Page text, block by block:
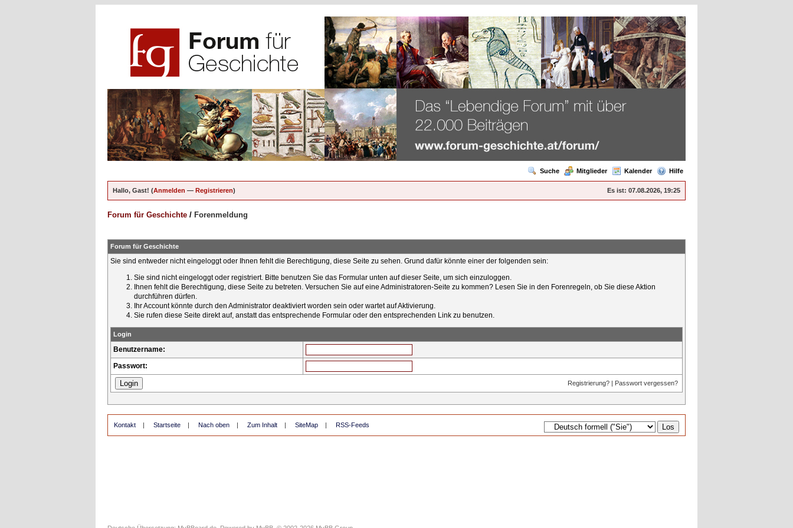
Suche Mitglieder Kalender Hilfe
Es ist: 07.08.2026, 19:25
Hallo, Gast! (Anmelden — Registrieren)
Forum für Geschichte / Forenmeldung
Forum für Geschichte
Sie sind entweder nicht eingeloggt oder Ihnen fehlt die Berechtigung, diese Seite zu sehen. Grund dafür könnte einer der folgenden sein:
Sie sind nicht eingeloggt oder registriert. Bitte benutzen Sie das Formular unten auf dieser Seite, um sich einzuloggen.
Ihnen fehlt die Berechtigung, diese Seite zu betreten. Versuchen Sie auf eine Administratoren-Seite zu kommen? Lesen Sie in den Forenregeln, ob Sie diese Aktion
durchführen dürfen.
Ihr Account könnte durch den Administrator deaktiviert worden sein oder wartet auf Aktivierung.
Sie rufen diese Seite direkt auf, anstatt das entsprechende Formular oder den entsprechenden Link zu benutzen.
Login
Benutzername:
Passwort:
Registrierung? | Passwort vergessen?
Kontakt | Startseite | Nach oben | Zum Inhalt | SiteMap | RSS-Feeds